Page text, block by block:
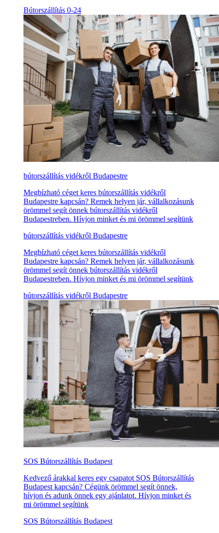
Bútorszállítás 0-24
bútorszállítás vidékről Budapestre
Megbízható céget keres bútorszállítás vidékről
Budapestre kapcsán? Remek helyen jár, vállalkozásunk
örömmel segít önnek bútorszállítás vidékről
Budapestreben. Hívjon minket és mi örömmel segítünk
bútorszállítás vidékről Budapestre
Megbízható céget keres bútorszállítás vidékről
Budapestre kapcsán? Remek helyen jár, vállalkozásunk
örömmel segít önnek bútorszállítás vidékről
Budapestreben. Hívjon minket és mi örömmel segítünk
bútorszállítás vidékről Budapestre
SOS Bútorszállítás Budapest
Kedvező árakkal keres egy csapatot SOS Bútorszállítás
Budapest kapcsán? Cégünk örömmel segít önnek,
hívjon és adunk önnek egy ajánlatot. Hívjon minket és
mi örömmel segítünk
SOS Bútorszállítás Budapest